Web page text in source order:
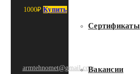
armtehnomet@gmail.com
Сертификаты
Вакансии
1000₽ Купить